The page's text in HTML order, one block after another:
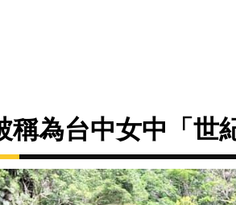
稱為台中女中「世